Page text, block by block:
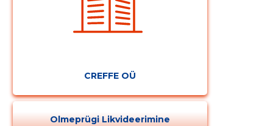
CREFFE OÜ
Olmeprügi Likvideerimine